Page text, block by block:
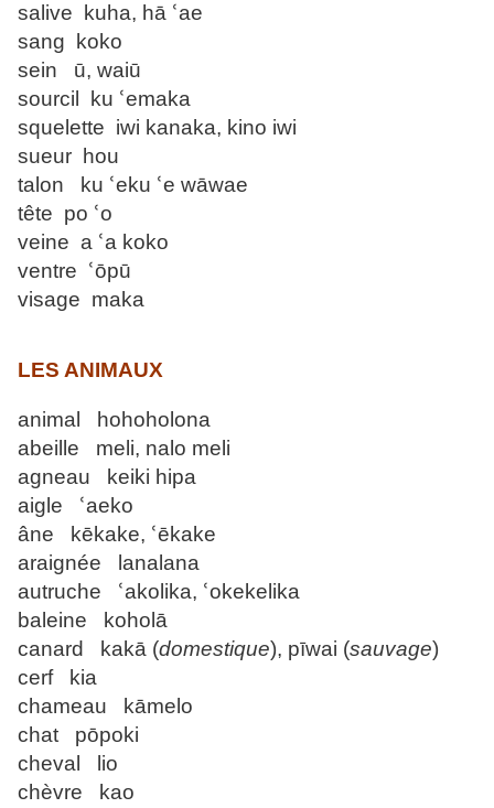
salive kuha, hā ՙae
sang koko
sein ū, waiū
sourcil ku ՙemaka
squelette iwi kanaka, kino iwi
sueur hou
talon ku ՙeku ՙe wāwae
tête po ՙo
veine a ՙa koko
ventre ՙōpū
visage maka
LES ANIMAUX
animal hohoholona
abeille meli, nalo meli
agneau keiki hipa
aigle ՙaeko
âne kēkake, ՙēkake
araignée lanalana
autruche ՙakolika, ՙokekelika
baleine koholā
canard kakā (domestique), pīwai (sauvage)
cerf kia
chameau kāmelo
chat pōpoki
cheval lio
chèvre kao